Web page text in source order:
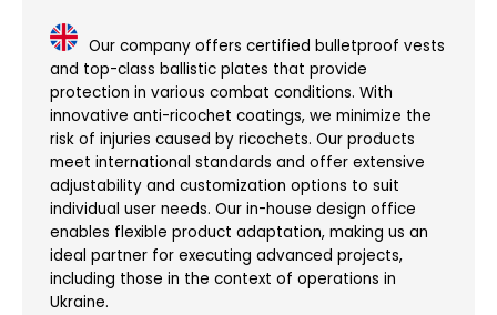
Our company offers certified bulletproof vests
and top-class ballistic plates that provide
protection in various combat conditions. With
innovative anti-ricochet coatings, we minimize the
risk of injuries caused by ricochets. Our products
meet international standards and offer extensive
adjustability and customization options to suit
individual user needs. Our in-house design office
enables flexible product adaptation, making us an
ideal partner for executing advanced projects,
including those in the context of operations in
Ukraine​.